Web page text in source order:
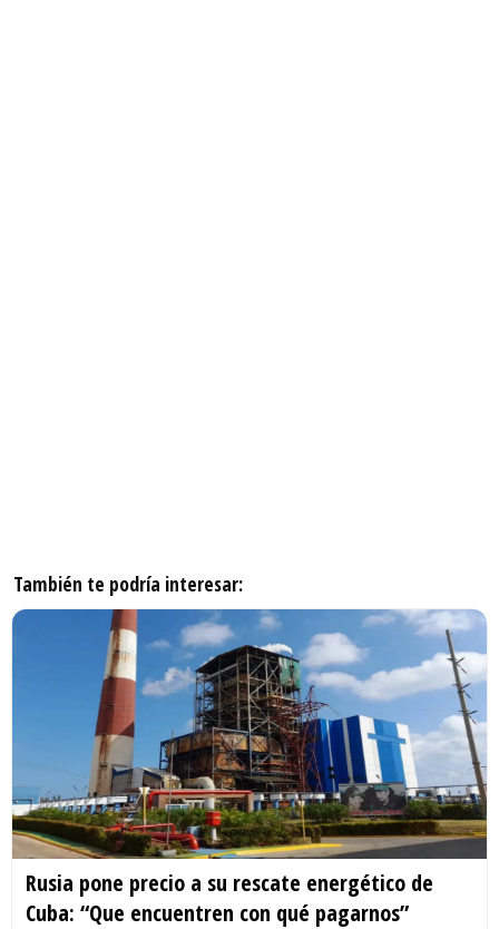
También te podría interesar:
Rusia pone precio a su rescate energético de
Cuba: “Que encuentren con qué pagarnos”